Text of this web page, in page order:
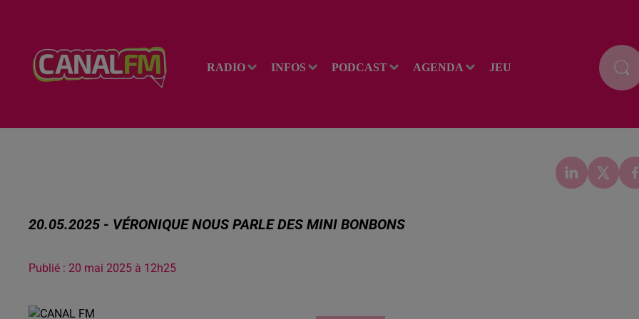
RADIO INFOS PODCAST AGENDA JEU
20.05.2025 - VÉRONIQUE NOUS PARLE DES MINI BONBONS
Publié : 20 mai 2025 à 12h25